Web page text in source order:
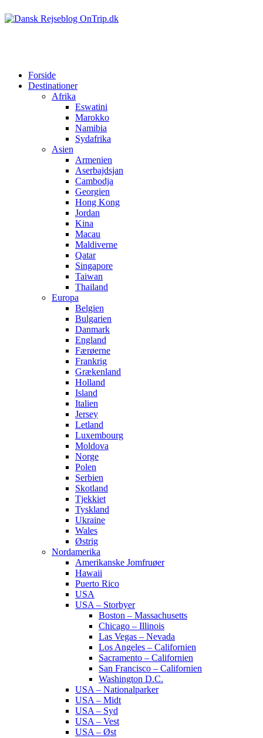
Forside
Destinationer
Afrika
Eswatini
Marokko
Namibia
Sydafrika
Asien
Armenien
Aserbajdsjan
Cambodja
Georgien
Hong Kong
Jordan
Kina
Macau
Maldiverne
Qatar
Singapore
Taiwan
Thailand
Europa
Belgien
Bulgarien
Danmark
England
Færøerne
Frankrig
Grækenland
Holland
Island
Italien
Jersey
Letland
Luxembourg
Moldova
Norge
Polen
Serbien
Skotland
Tjekkiet
Tyskland
Ukraine
Wales
Østrig
Nordamerika
Amerikanske Jomfruøer
Hawaii
Puerto Rico
USA
USA – Storbyer
Boston – Massachusetts
Chicago – Illinois
Las Vegas – Nevada
Los Angeles – Californien
Sacramento – Californien
San Francisco – Californien
Washington D.C.
USA – Nationalparker
USA – Midt
USA – Syd
USA – Vest
USA – Øst